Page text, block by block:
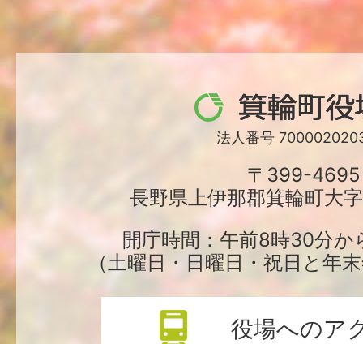
箕
輪
役
場
法人番号
〒399-4695
長野県上伊那郡箕輪町大
開庁時間：午前8時30分か
（土曜日・日曜日・祝日と年
役場へのア